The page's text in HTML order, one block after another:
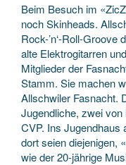
Beim Besuch im
noch Skinheads.
Rock-’n‘-Roll-Groove
alte Elektrogitarren
Mitglieder der
Stamm. Sie machen
Allschwiler Fasnacht.
Jugendliche, zwei
CVP. Ins Jugendhaus
dort seien diejenigen,
wie der 20-jährige